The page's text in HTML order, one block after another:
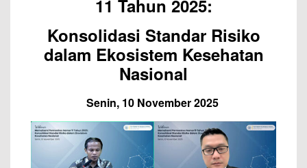
11 Tahun 2025:
Konsolidasi Standar Risiko
dalam Ekosistem Kesehatan
Nasional
Senin, 10 November 2025